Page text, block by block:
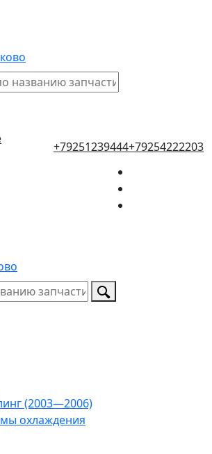
+79251239444+79254222203
(2003—2006)
охлаждения